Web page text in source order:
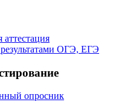
аттестация
ОГЭ, ЕГЭ
опросник